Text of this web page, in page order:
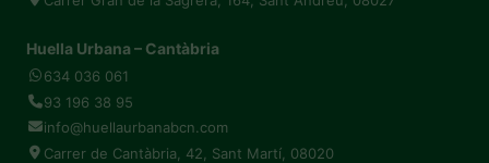
Huella Urbana – Cantàbria
634 036 061
93 196 38 95
info@huellaurbanabcn.com
Carrer de Cantàbria, 42, Sant Martí, 08020